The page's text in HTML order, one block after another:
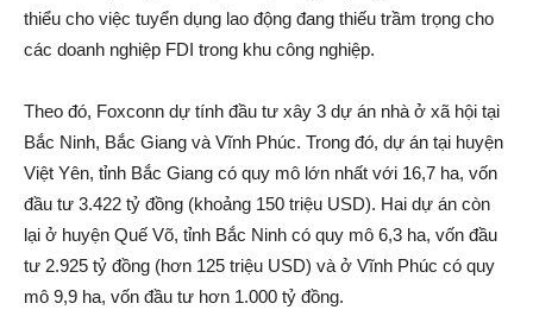
thiểu cho việc tuyển dụng lao động đang thiếu trầm trọng cho
các doanh nghiệp FDI trong khu công nghiệp.
Theo đó, Foxconn dự tính đầu tư xây 3 dự án nhà ở xã hội tại
Bắc Ninh, Bắc Giang và Vĩnh Phúc. Trong đó, dự án tại huyện
Việt Yên, tỉnh Bắc Giang có quy mô lớn nhất với 16,7 ha, vốn
đầu tư 3.422 tỷ đồng (khoảng 150 triệu USD). Hai dự án còn
lại ở huyện Quế Võ, tỉnh Bắc Ninh có quy mô 6,3 ha, vốn đầu
tư 2.925 tỷ đồng (hơn 125 triệu USD) và ở Vĩnh Phúc có quy
mô 9,9 ha, vốn đầu tư hơn 1.000 tỷ đồng.